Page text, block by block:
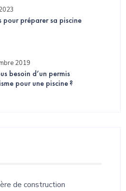
pour préparer sa piscine
2019
besoin d’un permis
pour une piscine ?
de construction